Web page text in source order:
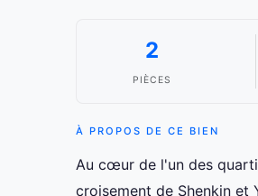
2
PIÈCES
À PROPOS DE CE BIEN
Au cœur de l'un des
croisement de Shenkin et